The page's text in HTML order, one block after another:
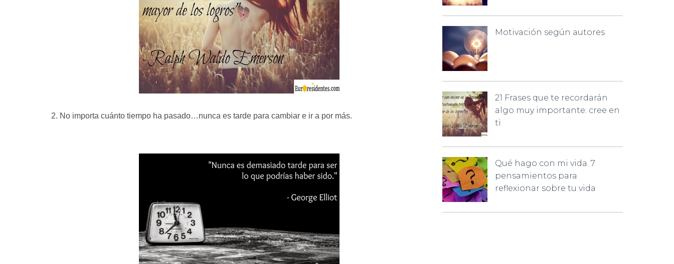
2. No importa cuánto tiempo ha pasado…nunca es tarde para cambiar e ir a por más.
Motivación según autores
21 Frases que te recordarán
algo muy importante: cree en
ti
Qué hago con mi vida. 7
pensamientos para
reflexionar sobre tu vida